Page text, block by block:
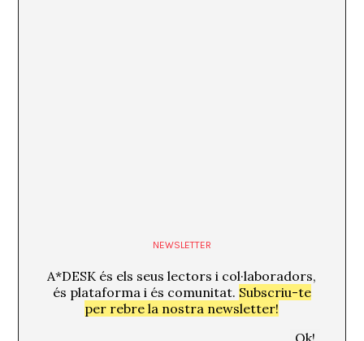
NEWSLETTER
A*DESK és els seus lectors i col·laboradors,
és plataforma i és comunitat. Subscriu-te
per rebre la nostra newsletter!